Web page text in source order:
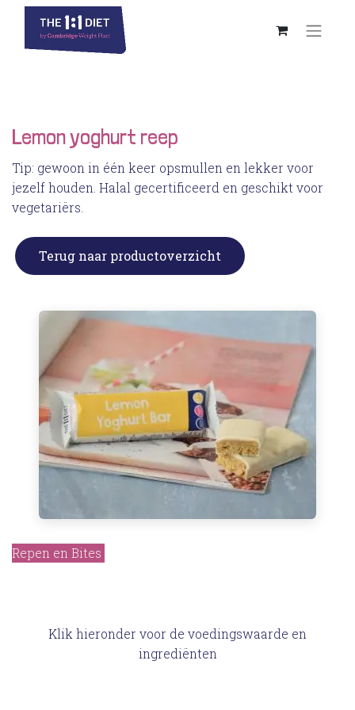
Lemon yoghurt reep
Tip: gewoon in één keer opsmullen en lekker voor
jezelf houden. Halal gecertificeerd en geschikt voor
vegetariërs.
Terug naar productoverzicht
Repen en Bites
Klik hieronder voor de voedingswaarde en
ingrediënten